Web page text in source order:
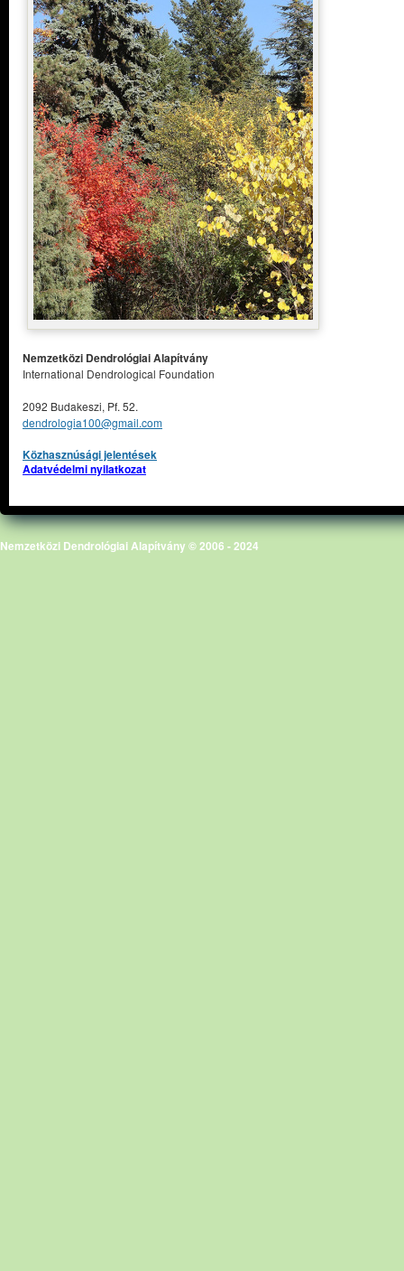
Nemzetközi Dendrológiai Alapítvány
International Dendrological Foundation
2092 Budakeszi, Pf. 52.
dendrologia100@gmail.com
Közhasznúsági jelentések
Adatvédelmi nyilatkozat
Nemzetközi Dendrológiai Alapítvány © 2006 - 2024